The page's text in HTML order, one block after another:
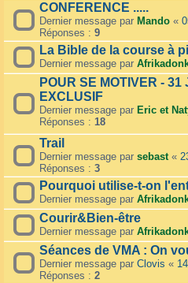
CONFERENCE .....
Dernier message par Mando «
Réponses : 9
La Bible de la course à
Dernier message par
POUR SE MOTIVER -
EXCLUSIF
Dernier message par Eric et
Réponses : 18
Trail
Dernier message par sebast«
Réponses : 3
Pourquoi utilise-t-on
Dernier message par
Courir&Bien-être
Dernier message par
Séances de VMA : On
Dernier message par Clovis «
Réponses : 2